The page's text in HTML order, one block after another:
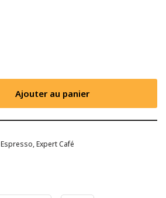
Ajouter au panier
Espresso,Expert Café